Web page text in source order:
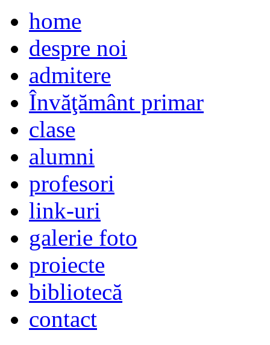
home
despre noi
admitere
Învăţământ primar
clase
alumni
profesori
link-uri
galerie foto
proiecte
bibliotecă
contact